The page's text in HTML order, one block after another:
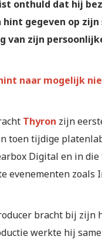
onthuld dat hij
hint gegeven op
van zijn
naar mogelijk
Thyron zijn
toen tijdige
Digital en in
evenementen
bracht bij zijn
werkte hij